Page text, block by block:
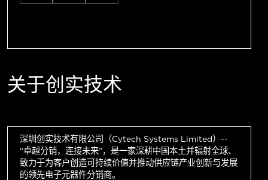
关于创实技术
深圳创实技术有限公司（Cytech Systems Limited）--
“卓越分销，连接未来”，是一家深耕中国本土并辐射全球、
致力于为客户创造可持续价值并推动供应链产业创新与发展
的领先电子元器件分销商。